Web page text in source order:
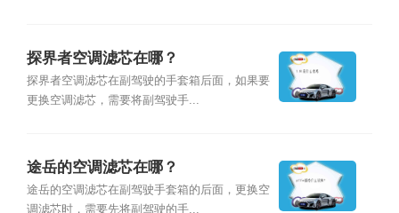
探界者空调滤芯在哪？
探界者空调滤芯在副驾驶的手套箱后面，如果要
更换空调滤芯，需要将副驾驶手...
途岳的空调滤芯在哪？
途岳的空调滤芯在副驾驶手套箱的后面，更换空
调滤芯时，需要先将副驾驶的手...